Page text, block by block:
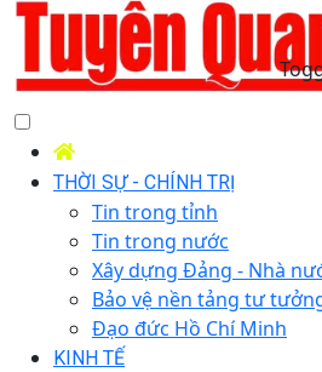
THỜI SỰ - CHÍNH TRỊ
Tin trong tỉnh
Tin trong nước
Xây dựng Đảng - Nhà
Bảo vệ nền tảng tư
Đạo đức Hồ Chí Minh
KINH TẾ